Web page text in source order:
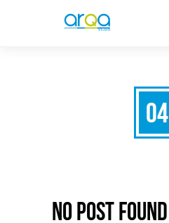
04
No Post Found